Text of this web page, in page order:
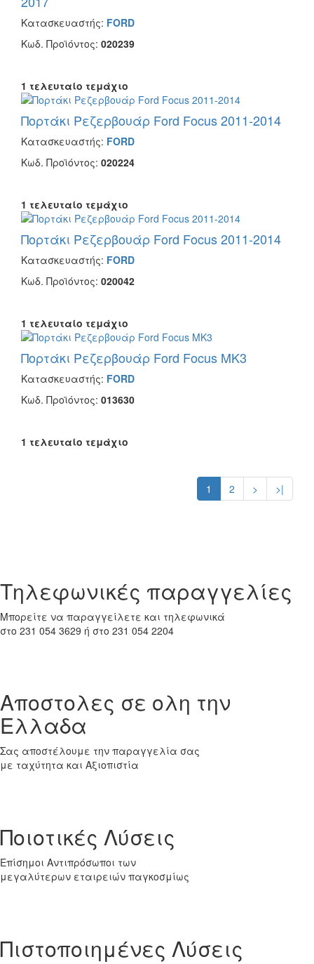
Κατασκευαστής: FORD
Κωδ. Προϊόντος: 020239
1 τελευταίο τεμάχιο
Πορτάκι Ρεζερβουάρ Ford Focus 2011-2014
Κατασκευαστής: FORD
Κωδ. Προϊόντος: 020224
1 τελευταίο τεμάχιο
Πορτάκι Ρεζερβουάρ Ford Focus 2011-2014
Κατασκευαστής: FORD
Κωδ. Προϊόντος: 020042
1 τελευταίο τεμάχιο
Πορτάκι Ρεζερβουάρ Ford Focus MK3
Κατασκευαστής: FORD
Κωδ. Προϊόντος: 013630
1 τελευταίο τεμάχιο
1 2 > >|
Tηλεφωνικές παραγγελίες
Μπορείτε να παραγγείλετε και τηλεφωνικά
στο 231 054 3629 ή στο 231 054 2204
Αποστολες σε ολη την
Ελλαδα
Σας αποστέλουμε την παραγγελία σας
με ταχύτητα και Αξιοπιστία
Ποιοτικές Λύσεις
Επίσημοι Αντιπρόσωποι των
μεγαλύτερων εταιρειών παγκοσμίως
Πιστοποιημένες Λύσεις